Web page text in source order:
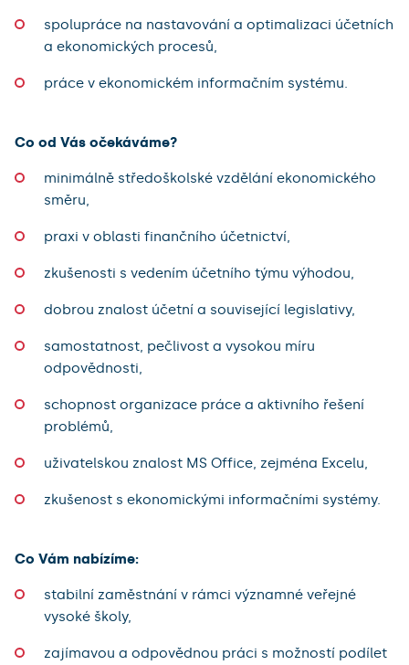
spolupráce na nastavování a optimalizaci účetních
a ekonomických procesů,
práce v ekonomickém informačním systému.
Co od Vás očekáváme?
minimálně středoškolské vzdělání ekonomického
směru,
praxi v oblasti finančního účetnictví,
zkušenosti s vedením účetního týmu výhodou,
dobrou znalost účetní a související legislativy,
samostatnost, pečlivost a vysokou míru
odpovědnosti,
schopnost organizace práce a aktivního řešení
problémů,
uživatelskou znalost MS Office, zejména Excelu,
zkušenost s ekonomickými informačními systémy.
Co Vám nabízíme:
stabilní zaměstnání v rámci významné veřejné
vysoké školy,
zajímavou a odpovědnou práci s možností podílet